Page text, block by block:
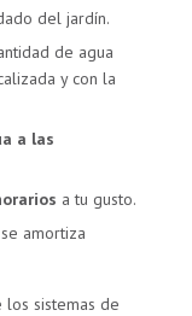
del jardín.
de agua
y con la
a las
a tu gusto.
amortiza
los sistemas de